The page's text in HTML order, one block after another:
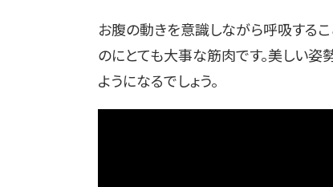
お腹の動きを意識しながら呼吸する
のにとても大事な筋肉です。美しい姿
ようになるでしょう。